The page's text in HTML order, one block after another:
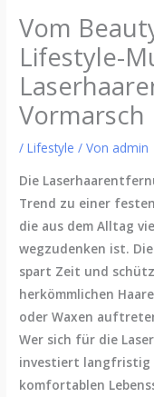
Vom
Lifestyle-
Vormarsch
/Lifestyle / Von admin
Die
Trend zu einer
die aus dem Alltag
wegzudenken ist.
spart Zeit und
herkömmlichen
oder Waxen
Wer sich für die
investiert langfristig
komfortablen